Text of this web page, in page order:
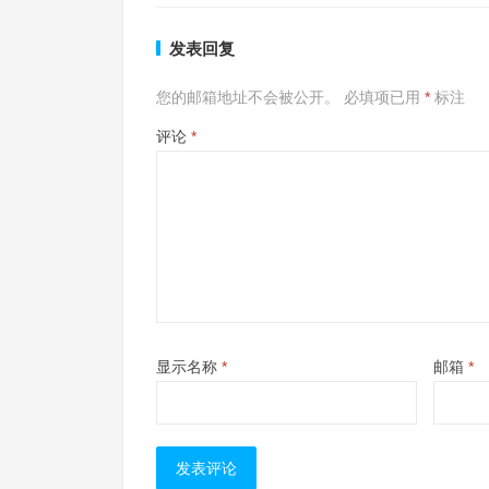
发表回复
您的邮箱地址不会被公开。 必填项已用 * 标注
评论 *
显示名称 * 邮箱 *